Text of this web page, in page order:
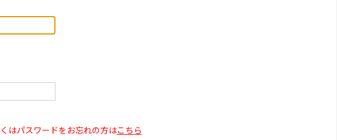
はパスワードをお忘れの方はこちら